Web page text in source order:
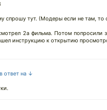
спрошу тут. (Модеры если не там,
2а фильма. Потом попросили
инструкцию к открытию
в ответ на ↓